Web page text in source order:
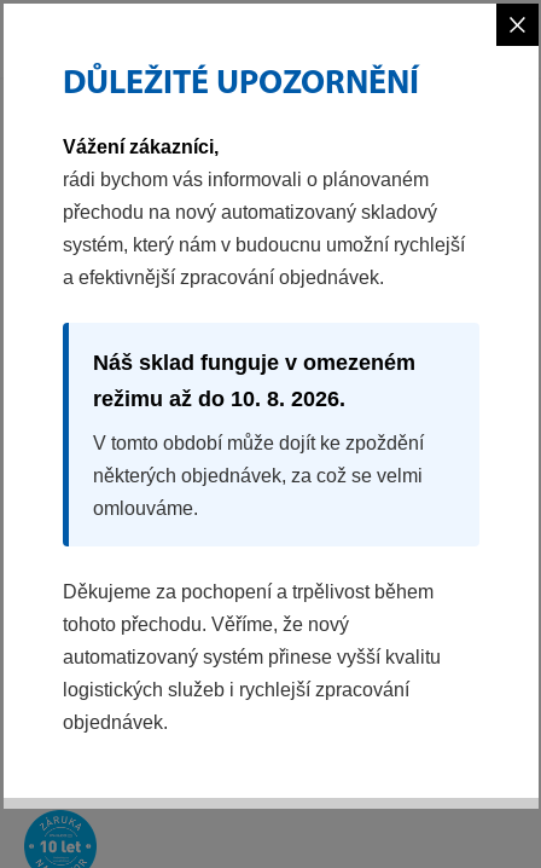
KONDENZAČNÍ SUŠIČKA PRÁDLA S TEPELNÝM
ČERPADLEM
PDCI 9 C KING 3
Náplň prádla 9 kg
Energetická třída C
Invertorový motor
Buben Crystal
AntiCrease
KOUPIT
Ihned k odeslání
×
DŮLEŽITÉ UPOZORNĚNÍ
Vážení zákazníci,
rádi bychom vás informovali o plánovaném
přechodu na nový automatizovaný skladový
systém, který nám v budoucnu umožní rychlejší
a efektivnější zpracování objednávek.
Náš sklad funguje v omezeném
režimu až do 10. 8. 2026.
V tomto období může dojít ke zpoždění
některých objednávek, za což se velmi
omlouváme.
Děkujeme za pochopení a trpělivost během
tohoto přechodu. Věříme, že nový
automatizovaný systém přinese vyšší kvalitu
logistických služeb i rychlejší zpracování
objednávek.